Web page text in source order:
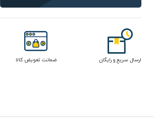
ارسال سریع و رایگان ضمانت تعویض کالا